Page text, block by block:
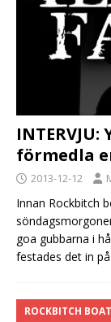
förmedla
2013-12-12
Innan Rockbitch
goa gubbarna i
festades det in
ROCKBITCH